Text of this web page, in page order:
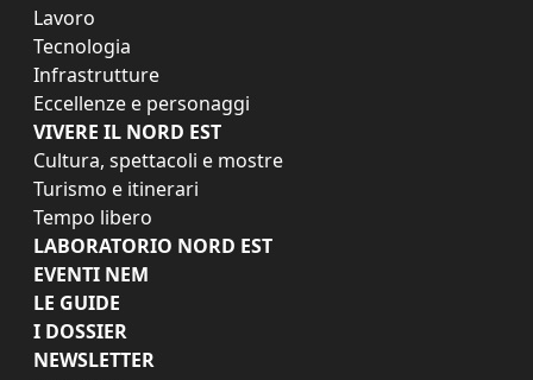
Lavoro
Tecnologia
Infrastrutture
Eccellenze e personaggi
VIVERE IL NORD EST
Cultura, spettacoli e mostre
Turismo e itinerari
Tempo libero
LABORATORIO NORD EST
EVENTI NEM
LE GUIDE
I DOSSIER
NEWSLETTER